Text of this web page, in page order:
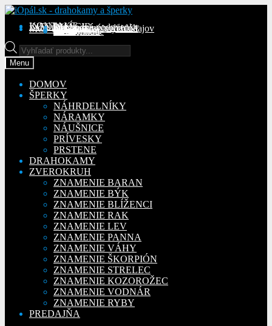
Preskočiť
navigáciu
Preskočiť
obsah
KONTAKT
INFORMÁCIE
Obchodné podmienky
Reklamačný poriadok
Ochrana osobných údajov
MÔJ ÚČETObjednávky
Adresy
Detaily účtu
Na stiahnutie
Products
search
Menu
DOMOV
ŠPERKY
NÁHRDELNÍKY
NÁRAMKY
NÁUŠNICE
PRÍVESKY
PRSTENE
DRAHOKAMY
ZVEROKRUH
ZNAMENIE BARAN
ZNAMENIE BÝK
ZNAMENIE BLÍŽENCI
ZNAMENIE RAK
ZNAMENIE LEV
ZNAMENIE PANNA
ZNAMENIE VÁHY
ZNAMENIE ŠKORPIÓN
ZNAMENIE STRELEC
ZNAMENIE KOZOROŽEC
ZNAMENIE VODNÁR
ZNAMENIE RYBY
PREDAJŇA